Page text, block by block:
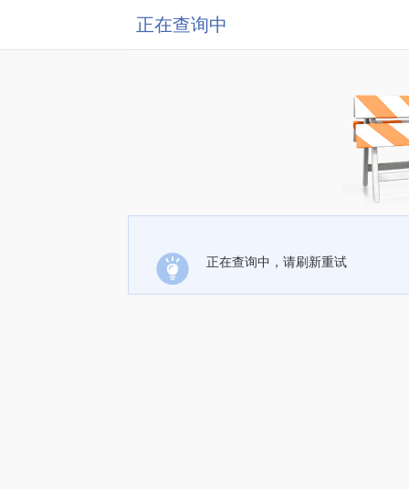
正在查询中
正在查询中，请刷新重试